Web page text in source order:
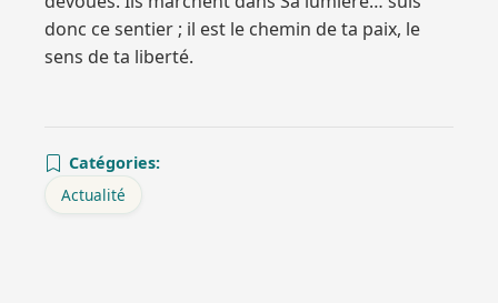
donc ce sentier ; il est le chemin de ta paix, le
sens de ta liberté.
Catégories:
Actualité